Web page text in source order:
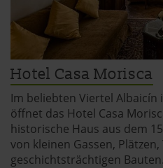
Hotel Casa Morisca
Im beliebten Viertel Albaicín
öffnet das Hotel Casa
historische Haus aus dem
von kleinen Gassen,
geschichtsträchtigen Bauten.